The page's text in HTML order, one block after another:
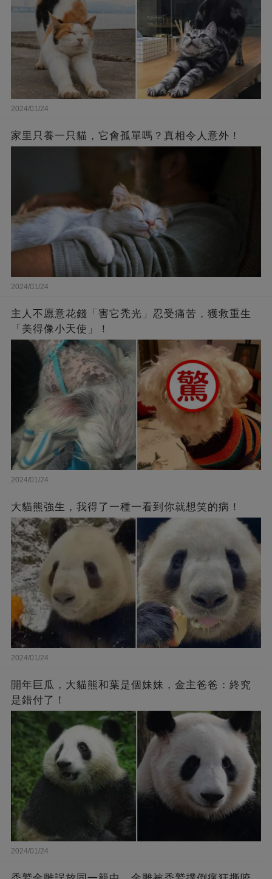
2024/01/24
家里只養一只貓，它會孤單嗎？真相令人意外！
2024/01/24
主人不愿意花錢「害它禿光」忍受痛苦，獲救重生
「美得像小天使」！
2024/01/24
大貓熊強生，我得了一種一看到你就想笑的病！
2024/01/24
開年巨瓜，大貓熊和葉是個妹妹，金主爸爸：終究
是錯付了！
2024/01/24